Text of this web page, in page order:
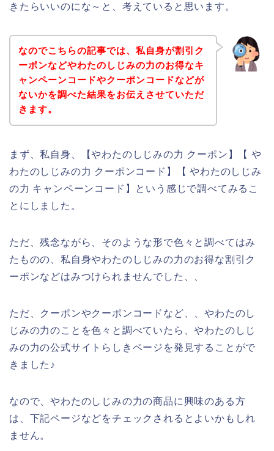
きたらいいのにな～と、考えていると思います。
なのでこちらの記事では、私自身が割引ク
ーポンなどやわたのしじみの力のお得なキ
ャンペーンコードやクーポンコードなどが
ないかを調べた結果をお伝えさせていただ
きます。
まず、私自身、【やわたのしじみの力 クーポン】【 や
わたのしじみの力 クーポンコード】【 やわたのしじみ
の力 キャンペーンコード】という感じで調べてみるこ
とにしました。
ただ、残念ながら、そのような形で色々と調べてはみ
たものの、私自身やわたのしじみの力のお得な割引ク
ーポンなどはみつけられませんでした、、
ただ、クーポンやクーポンコードなど、、やわたのし
じみの力のことを色々と調べていたら、やわたのしじ
みの力の公式サイトらしきページを発見することがで
きました♪
なので、やわたのしじみの力の商品に興味のある方
は、下記ページなどをチェックされるとよいかもしれ
ません。